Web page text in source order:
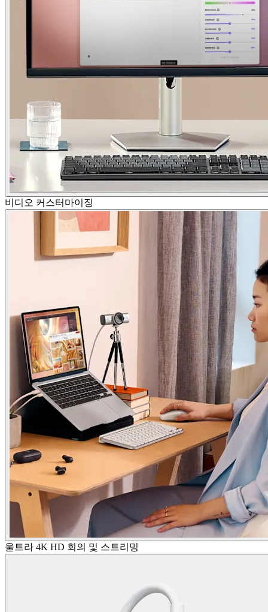
비디오 커스터마이징
울트라 4K HD 회의 및 스트리밍